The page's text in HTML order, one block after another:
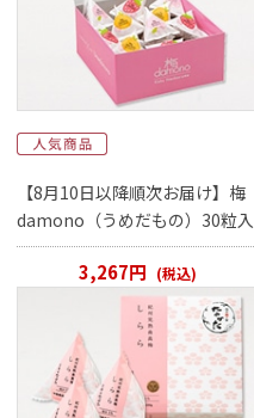
【8月10日以降順次お届け】梅
damono（うめだもの）30粒入
3,267円 (税込)